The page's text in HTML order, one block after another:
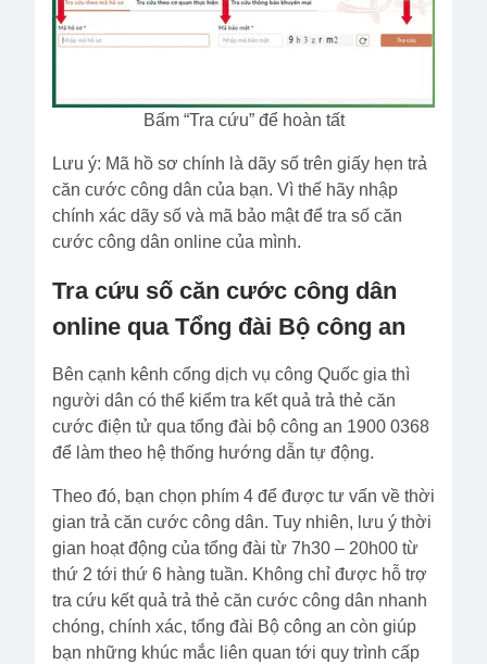
Bấm “Tra cứu” để hoàn tất
Lưu ý: Mã hồ sơ chính là dãy số trên giấy hẹn trả
căn cước công dân của bạn. Vì thế hãy nhập
chính xác dãy số và mã bảo mật để tra số căn
cước công dân online của mình.
Tra cứu số căn cước công dân
online qua Tổng đài Bộ công an
Bên cạnh kênh cổng dịch vụ công Quốc gia thì
người dân có thể kiểm tra kết quả trả thẻ căn
cước điện tử qua tổng đài bộ công an 1900 0368
để làm theo hệ thống hướng dẫn tự động.
Theo đó, bạn chọn phím 4 để được tư vấn về thời
gian trả căn cước công dân. Tuy nhiên, lưu ý thời
gian hoạt động của tổng đài từ 7h30 – 20h00 từ
thứ 2 tới thứ 6 hàng tuần. Không chỉ được hỗ trợ
tra cứu kết quả trả thẻ căn cước công dân nhanh
chóng, chính xác, tổng đài Bộ công an còn giúp
bạn những khúc mắc liên quan tới quy trình cấp